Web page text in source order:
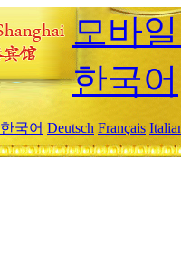
모바
한국어
한국어 Deutsch Français